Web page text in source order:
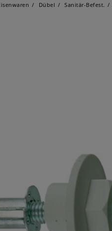
Dübel Sanitär-Befest.